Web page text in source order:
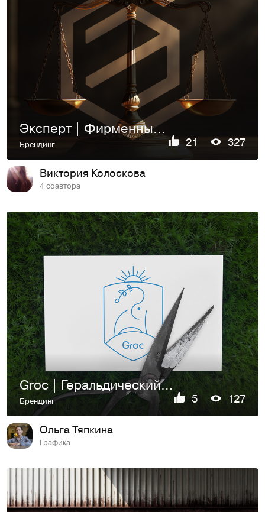
Эксперт | Фирменный стиль
Брендинг 21 327
Виктория Колоскова
4 соавтора
Groc | Геральдический логотип
Брендинг 5 127
Ольга Тяпкина
Графика